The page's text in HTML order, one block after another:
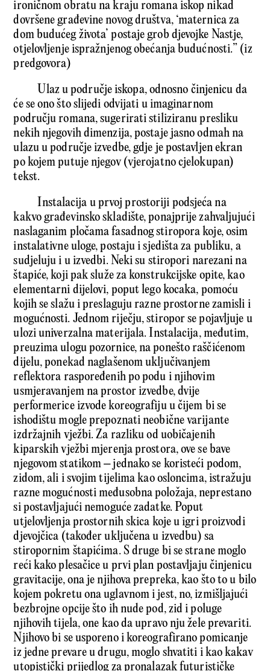
ironičnom obratu na kraju romana iskop nikad
dovršene građevine novog društva, ‘maternica za
dom budućeg života’ postaje grob djevojke Nastje,
otjelovljenje ispražnjenog obećanja budućnosti.” (iz
predgovora)
Ulaz u područje iskopa, odnosno činjenicu da
će se ono što slijedi odvijati u imaginarnom
području romana, sugerirati stiliziranu presliku
nekih njegovih dimenzija, postaje jasno odmah na
ulazu u područje izvedbe, gdje je postavljen ekran
po kojem putuje njegov (vjerojatno cjelokupan)
tekst.
Instalacija u prvoj prostoriji podsjeća na
kakvo građevinsko skladište, ponajprije zahvaljujući
naslaganim pločama fasadnog stiropora koje, osim
instalativne uloge, postaju i sjedišta za publiku, a
sudjeluju i u izvedbi. Neki su stiropori narezani na
štapiće, koji pak služe za konstrukcijske opite, kao
elementarni dijelovi, poput lego kocaka, pomoću
kojih se slažu i preslaguju razne prostorne zamisli i
mogućnosti. Jednom riječju, stiropor se pojavljuje u
ulozi univerzalna materijala. Instalacija, međutim,
preuzima ulogu pozornice, na ponešto raščićenom
dijelu, ponekad naglašenom uključivanjem
reflektora raspoređenih po podu i njihovim
usmjeravanjem na prostor izvedbe, dvije
performerice izvode koreografiju u čijem bi se
ishodištu mogle prepoznati neobične varijante
izdržajnih vježbi. Za razliku od uobičajenih
kiparskih vježbi mjerenja prostora, ove se bave
njegovom statikom – jednako se koristeći podom,
zidom, ali i svojim tijelima kao osloncima, istražuju
razne mogućnosti međusobna položaja, neprestano
si postavljajući nemoguće zadatke. Poput
utjelovljenja prostornih skica koje u igri proizvodi
djevojčica (također uključena u izvedbu) sa
stiropornim štapićima. S druge bi se strane moglo
reći kako plesačice u prvi plan postavljaju činjenicu
gravitacije, ona je njihova prepreka, kao što to u bilo
kojem pokretu ona uglavnom i jest, no, izmišljajući
bezbrojne opcije što ih nude pod, zid i poluge
njihovih tijela, one kao da upravo nju žele prevariti.
Njihovo bi se usporeno i koreografirano pomicanje
iz jedne prevare u drugu, moglo shvatiti i kao kakav
utopistički prijedlog za pronalazak futurističke